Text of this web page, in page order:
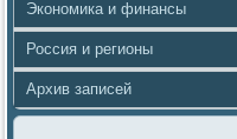
Экономика и финансы
Россия и регионы
Архив записей